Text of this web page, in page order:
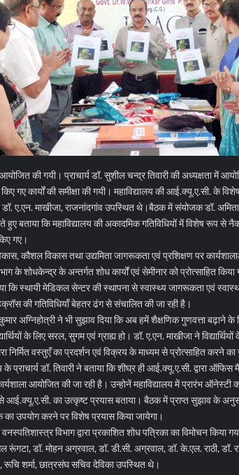
आयोजित की गयी। प्राचार्य डॉ. सुशील चन्द्र तिवारी की अध्यक्षता में
गए कार्यों की समीक्षा की गयी। महाविद्यालय की आई.क्यू.ए.सी. के
डॉ. ए.एन. माखीजा, राजनांदगांव उपस्थित थे।बैठक में संयोजक डॉ.
हुए बताया कि महाविद्यालय की अकादमिक गतिविधियों में विशेष रूप से
गए।
कौशल विकास तथा उद्यमिता जागरूकता एवं प्रशिक्षण पर
के शोधकेन्द्र के अन्तर्गत शोध कार्यों एवं सेमीनार को प्रोत्साहित किया
कि स्थायी मेडिकल सेन्टर की स्थापना से स्वास्थ्य जागरूकता एवं
की गतिविधियाँ बेहतर ढंग से संचालित की जा रही है।
अग्निहोत्री ने भी सुझाव दिया कि अब हमें शैक्षणिक गुणवत्ता बढ़ाने
के लिए सरल, सुगम एवं ग्राह्य हो। डॉ. ए.एन. माखीजा ने
निर्मित वस्तुएँ का प्रदर्शन एवं विक्रय के माध्यम से प्रोत्साहित करने
के प्राचार्य डॉ. तिवारी ने बताया कि शीघ्र ही आई.क्यू.ए.सी. द्वारा
आयोजित की जा रही है। उन्होनें महाविद्यालय में प्रारंभ ऑनेस्टी
का उत्कृष्ट प्रयास बताया। बैठक में प्राप्त सुझाव के
उपयोग करने पर विशेष प्रयास किया जायेगा।
विभाग द्वारा प्रकाशित शोध पत्रिका का विमोचन किया
डॉ. मोहन अग्रवाल, डॉ. डी.सी. अग्रवाल, डॉ. के.एल. राठी, डॉ.
रूचि शर्मा, छात्रसंघ सचिव देविका उपस्थित थे।